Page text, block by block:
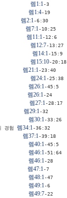
제
렘1:1-3
명
렘1:4-19
경고
렘2:1-6:30
종교
렘7:1-10:25
지
렘11:1-12:6
고
렘12:7-13:27
렘14:1-15:9
설
렘15:10-20:18
공박
렘21:1-23:40
상
렘24:1-25:38
기
렘26:1-45:5
과
렘26:1-24
에
렘27:1-28:17
편지
렘29:1-32
망
렘30:1-33:26
경험
렘34:1-36:32
미야
렘37:1-39:18
년
렘40:1-45:5
언
렘46:1-51:64
언
렘46:1-28
언
렘47:1-7
언
렘48:1-47
언
렘49:1-6
언
렘49:7-22